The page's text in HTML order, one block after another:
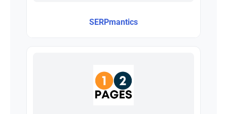
SERPmantics